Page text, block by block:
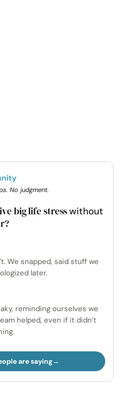
No judgment.
big life stresswithout
We snapped, said stuff we
later.
reminding ourselves we
helped, even if it didn’t
are saying